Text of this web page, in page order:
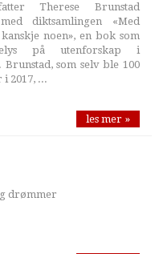
Therese Brunstad
diktsamlingen «Med
noen», en bok som
på utenforskap i
Brunstad, som selv ble 100
2017, ...
les mer »
drømmer